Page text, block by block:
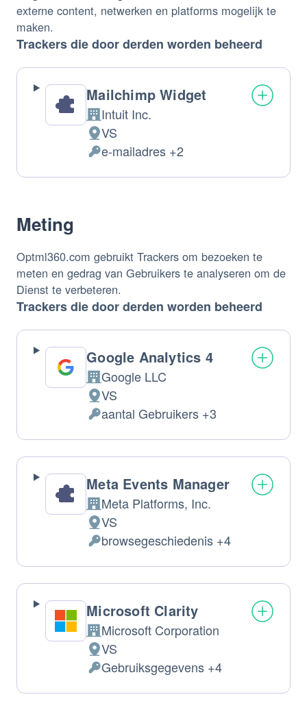
externe content, netwerken en platforms mogelijk te
maken.
Trackers die door derden worden beheerd
Mailchimp Widget
Bedrijf:
Intuit Inc.
Verwerkingslocatie:
VS
Verwerkte
Persoonsgegevens:
e-mailadres +2
Meting
Optml360.com gebruikt Trackers om bezoeken te
meten en gedrag van Gebruikers te analyseren om de
Dienst te verbeteren.
Trackers die door derden worden beheerd
Google Analytics 4
Bedrijf:
Google LLC
Verwerkingslocatie:
VS
Verwerkte
Persoonsgegevens:
aantal Gebruikers +3
Meta Events Manager
Bedrijf:
Meta Platforms, Inc.
Verwerkingslocatie:
VS
Verwerkte
Persoonsgegevens:
browsegeschiedenis +4
Microsoft Clarity
Bedrijf:
Microsoft Corporation
Verwerkingslocatie:
VS
Verwerkte
Persoonsgegevens:
Gebruiksgegevens +4